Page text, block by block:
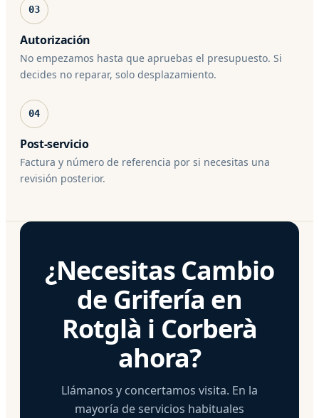
03
Autorización
No empezamos hasta que apruebas el presupuesto. Si
decides no reparar, solo desplazamiento.
04
Post-servicio
Factura y número de referencia por si necesitas una
revisión posterior.
¿Necesitas Cambio
de Grifería en
Rotglà i Corberà
ahora?
Llámanos y concertamos visita. En la
mayoría de servicios habituales